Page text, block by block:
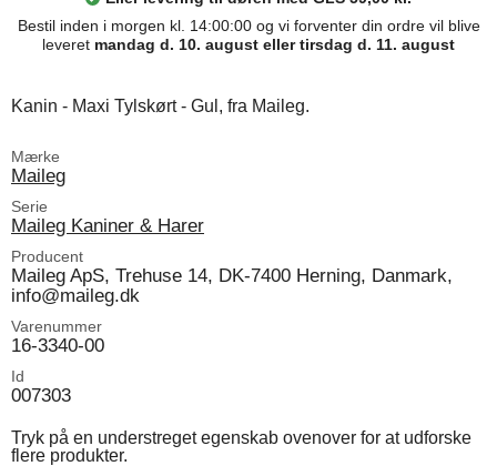
Bestil inden i morgen kl. 14:00:00 og vi forventer din ordre vil blive
leveret mandag d. 10. august eller tirsdag d. 11. august
Kanin - Maxi Tylskørt - Gul, fra Maileg.
Mærke
Maileg
Serie
Maileg Kaniner & Harer
Producent
Maileg ApS, Trehuse 14, DK-7400 Herning, Danmark,
info@maileg.dk
Varenummer
16-3340-00
Id
007303
Tryk på en understreget egenskab ovenover for at udforske
flere produkter.